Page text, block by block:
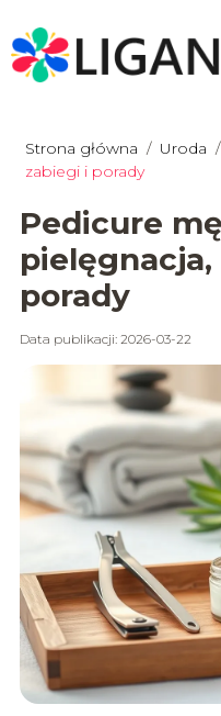
Strona główna / Uroda /
zabiegi i porady
Pedicure
porady
Data publikacji: 2026-03-22